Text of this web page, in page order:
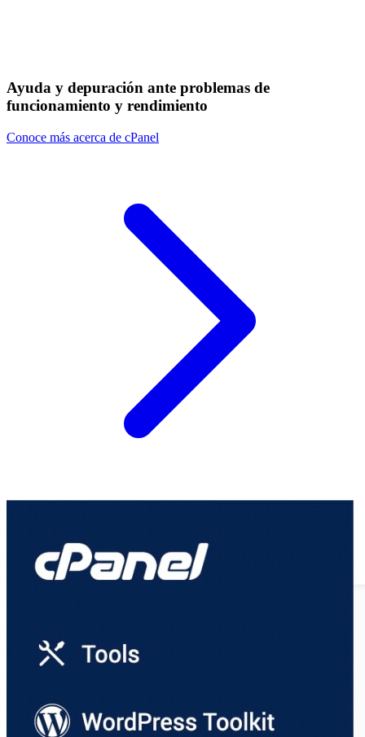
Ayuda y depuración ante problemas de
funcionamiento y rendimiento
Conoce más acerca de cPanel